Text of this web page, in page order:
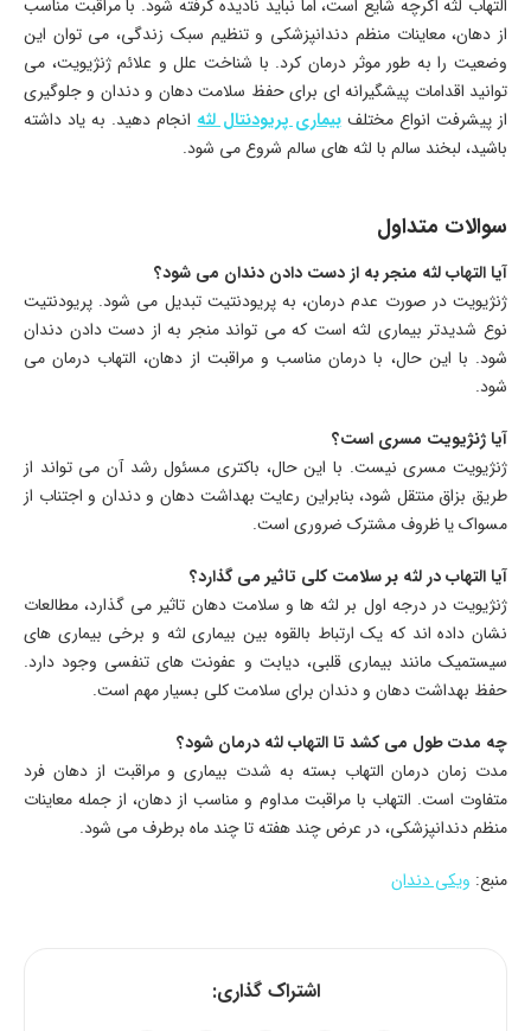
التهاب لثه اگرچه شایع است، اما نباید نادیده گرفته شود. با مراقبت مناسب
از دهان، معاینات منظم دندانپزشکی و تنظیم سبک زندگی، می توان این
وضعیت را به طور موثر درمان کرد. با شناخت علل و علائم ژنژیویت، می
توانید اقدامات پیشگیرانه ای برای حفظ سلامت دهان و دندان و جلوگیری
از پیشرفت انواع مختلفبیماری پریودنتال لثهانجام دهید. به یاد داشته
باشید، لبخند سالم با لثه های سالم شروع می شود.
سوالات متداول
آیا التهاب لثه منجر به از دست دادن دندان می شود؟
ژنژیویت در صورت عدم درمان، به پریودنتیت تبدیل می شود. پریودنتیت
نوع شدیدتر بیماری لثه است که می تواند منجر به از دست دادن دندان
شود. با این حال، با درمان مناسب و مراقبت از دهان، التهاب درمان می
شود.
آیا ژنژیویت مسری است؟
ژنژیویت مسری نیست. با این حال، باکتری مسئول رشد آن می تواند از
طریق بزاق منتقل شود، بنابراین رعایت بهداشت دهان و دندان و اجتناب از
مسواک یا ظروف مشترک ضروری است.
آیا التهاب در لثه بر سلامت کلی تاثیر می گذارد؟
ژنژیویت در درجه اول بر لثه ها و سلامت دهان تاثیر می گذارد، مطالعات
نشان داده اند که یک ارتباط بالقوه بین بیماری لثه و برخی بیماری های
سیستمیک مانند بیماری قلبی، دیابت و عفونت های تنفسی وجود دارد.
حفظ بهداشت دهان و دندان برای سلامت کلی بسیار مهم است.
چه مدت طول می کشد تا التهاب لثه درمان شود؟
مدت زمان درمان التهاب بسته به شدت بیماری و مراقبت از دهان فرد
متفاوت است. التهاب با مراقبت مداوم و مناسب از دهان، از جمله معاینات
منظم دندانپزشکی، در عرض چند هفته تا چند ماه برطرف می شود.
منبع: ویکی دندان
اشتراک گذاری: